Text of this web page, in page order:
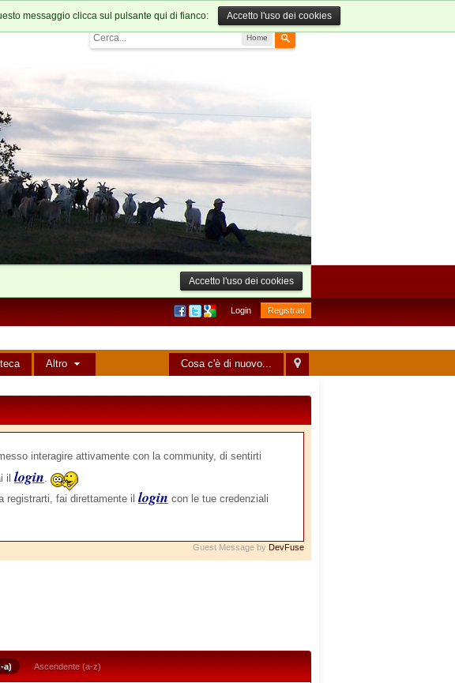
Home
messaggio clicca sul pulsante qui di fianco: Accetto l'uso dei cookies
Accetto l'uso dei cookies
Login Registrati
Cosa c'è di nuovo...
Altro
interagire attivamente con la community, di sentirti
il login.
registrarti, fai direttamente il login con le tue credenziali
Guest Message by DevFuse
a) Ascendente (a-z)